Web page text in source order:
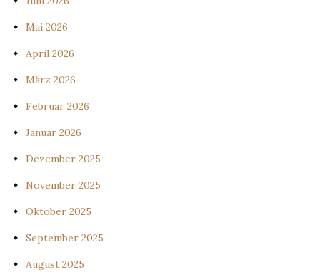
Mai 2026
April 2026
März 2026
Februar 2026
Januar 2026
Dezember 2025
November 2025
Oktober 2025
September 2025
August 2025